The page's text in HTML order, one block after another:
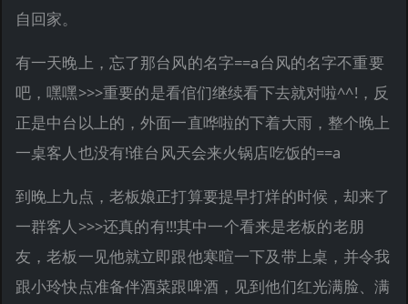
自回家。
有一天晚上，忘了那台风的名字==a台风的名字不重要
吧，嘿嘿>>>重要的是看倌们继续看下去就对啦^^!，反
正是中台以上的，外面一直哗啦的下着大雨，整个晚上
一桌客人也没有!谁台风天会来火锅店吃饭的==a
到晚上九点，老板娘正打算要提早打烊的时候，却来了
一群客人>>>还真的有!!!其中一个看来是老板的老朋
友，老板一见他就立即跟他寒暄一下及带上桌，并令我
跟小玲快点准备伴酒菜跟啤酒，见到他们红光满脸、满